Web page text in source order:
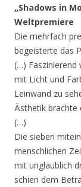
„Shadows in
Weltpremiere
Die mehrfach
begeisterte das
(…) Faszinierend
mit Licht und
Leinwand zu
Ästhetik brachte
(…)
Die sieben
menschlichen
mit unglaublich
schien dem